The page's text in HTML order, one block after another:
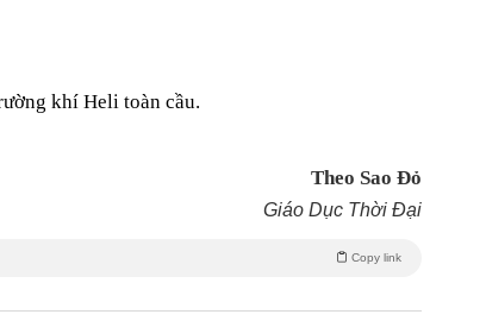
khí Heli toàn cầu.
Theo Sao Đỏ
Giáo Dục Thời Đại
Copy link